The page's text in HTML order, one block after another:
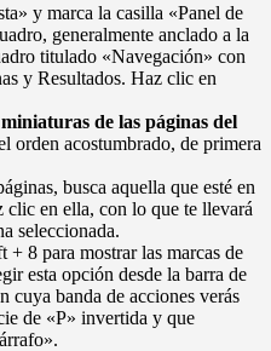
y marca la casilla «Panel de
generalmente anclado a la
titulado «Navegación» con
y Resultados. Haz clic en
de las páginas del
orden acostumbrado, de primera
busca aquella que esté en
clic en ella, con lo que te llevará
seleccionada.
+ 8 para mostrar las marcas de
esta opción desde la barra de
cuya banda de acciones verás
de «P» invertida y que